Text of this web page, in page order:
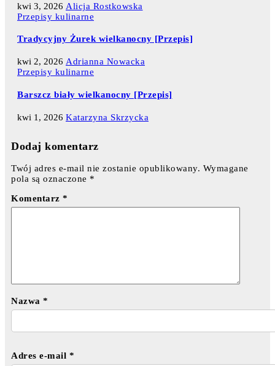
kwi 3, 2026 Alicja Rostkowska
Przepisy kulinarne
Tradycyjny Żurek wielkanocny [Przepis]
kwi 2, 2026 Adrianna Nowacka
Przepisy kulinarne
Barszcz biały wielkanocny [Przepis]
kwi 1, 2026 Katarzyna Skrzycka
Dodaj komentarz
Twój adres e-mail nie zostanie opublikowany. Wymagane
pola są oznaczone *
Komentarz *
Nazwa *
Adres e-mail *